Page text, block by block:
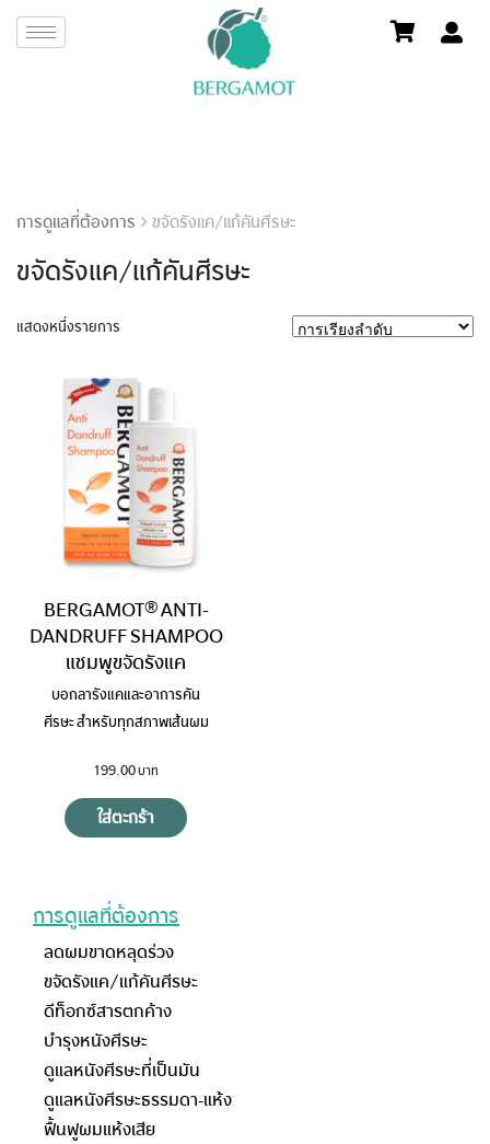
การดูแลที่ต้องการ ขจัดรังแค/แก้คันศีรษะ
ขจัดรังแค/แก้คันศีรษะ
แสดงหนึ่งรายการ
BERGAMOT® ANTI-
DANDRUFF SHAMPOO
แชมพูขจัดรังแค
บอกลารังแคและอาการคัน
ศีรษะ สำหรับทุกสภาพเส้นผม
199.00
ใส่ตะกร้า
การดูแลที่ต้องการ
ลดผมขาดหลุดร่วง
ขจัดรังแค/แก้คันศีรษะ
ดีท็อกซ์สารตกค้าง
บำรุงหนังศีรษะ
ดูแลหนังศีรษะที่เป็นมัน
ดูแลหนังศีรษะธรรมดา-แห้ง
ฟื้นฟูผมแห้งเสีย